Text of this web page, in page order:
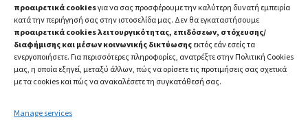
προαιρετικά cookiesγια να σας προσφέρουμε την καλύτερη δυνατή εμπειρία
κατά την περιήγησή σας στην ιστοσελίδα μας. Δεν θα εγκαταστήσουμε
προαιρετικά cookies λειτουργικότητας, επιδόσεων, στόχευσης/
διαφήμισης και μέσων κοινωνικής δικτύωσης εκτός εάν εσείς τα
ενεργοποιήσετε. Για περισσότερες πληροφορίες, ανατρέξτε στην Πολιτική Cookies
μας, η οποία εξηγεί, μεταξύ άλλων, πώς να ορίσετε τις προτιμήσεις σας σχετικά
με τα cookies και πώς να ανακαλέσετε τη συγκατάθεσή σας.
Manage services
Feed
WordPress.org